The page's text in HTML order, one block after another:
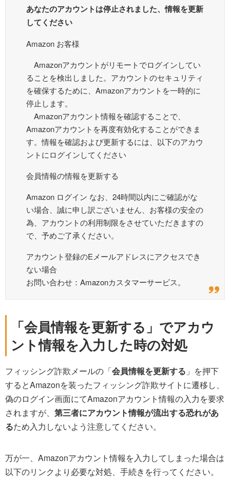
あなたのアカウントは停止されました、情報を更新
してください
Amazon お客様
Amazonアカウントがリモートでログインしてい
ることを検出しました。アカウントのセキュリティ
を確保するために、Amazonアカウントを一時的に
停止します。
Amazonアカウント情報を確認することで、
Amazonアカウントを再度有効化することができま
す。情報を確認および更新するには、以下のアカウ
ントにログインしてください
会員情報の情報を更新する
Amazon ログイン なお、24時間以内にご確認がな
い場合、誠に申し訳ございません、お客様の安全の
為、アカウントの利用制限をさせていただきますの
で、予めご了承ください。
アカウント登録のEメールアドレスにアクセスでき
ない場合
お問い合わせ：Amazonカスタマーサービス。
「会員情報を更新する」でアカウ
ント情報を入力した時の対処
フィッシング詐欺メールの「会員情報を更新する 」を押下
するとAmazonを装ったフィッシング詐欺サイトに遷移し、
偽のログイン画面にてAmazonアカウント情報の入力を要求
されますが、 第三者にアカウント情報が流出する恐れがあ
るため入力しないよう注意してください。
万が一、Amazonアカウント情報を入力してしまった場合は
以下のリンクより必要な対処、手続きを行ってください。